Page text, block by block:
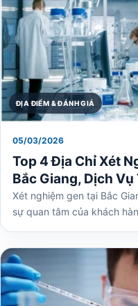
ĐỊA ĐIỂM & ĐÁNH GIÁ
05/03/2026
Top 4 Địa Chỉ Xét
Bắc Giang, Dịch Vụ
Xét nghiệm gen tại Bắc
sự quan tâm của khách